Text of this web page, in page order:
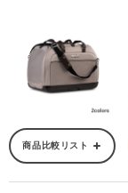
商品比較リスト